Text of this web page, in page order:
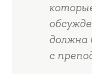
должна
с